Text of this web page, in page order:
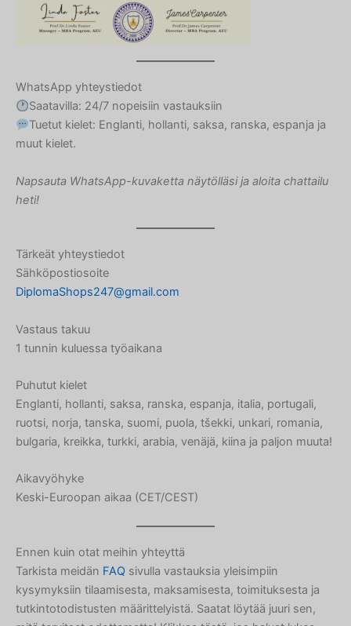
WhatsApp yhteystiedot
Saatavilla: 24/7 nopeisiin vastauksiin
Tuetut kielet: Englanti, hollanti, saksa, ranska, espanja ja
muut kielet.
Napsauta WhatsApp-kuvaketta näytölläsi ja aloita chattailu
heti!
Tärkeät yhteystiedot
Sähköpostiosoite
DiplomaShops247@gmail.com
Vastaus takuu
1 tunnin kuluessa työaikana
Puhutut kielet
Englanti, hollanti, saksa, ranska, espanja, italia, portugali,
ruotsi, norja, tanska, suomi, puola, tšekki, unkari, romania,
bulgaria, kreikka, turkki, arabia, venäjä, kiina ja paljon muuta!
Aikavyöhyke
Keski-Euroopan aikaa (CET/CEST)
Ennen kuin otat meihin yhteyttä
Tarkista meidän FAQ sivulla vastauksia yleisimpiin
kysymyksiin tilaamisesta, maksamisesta, toimituksesta ja
tutkintotodistusten määrittelyistä. Saatat löytää juuri sen,
Norwegian
Belarusian
Croatian
Hungarian